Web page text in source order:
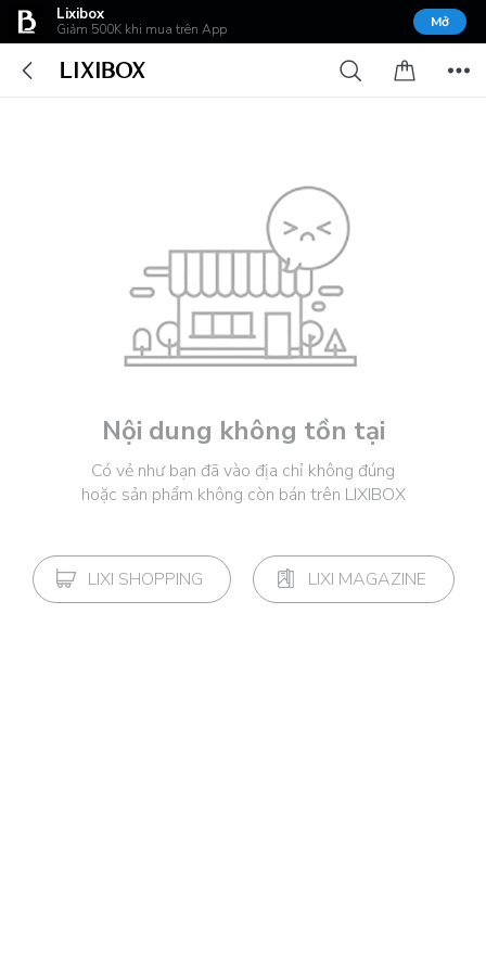
Lixibox
Giảm 500K khi mua trên App Mở
Nội dung không tồn tại
Có vẻ như bạn đã vào địa chỉ không đúng
hoặc sản phẩm không còn bán trên LIXIBOX
LIXI SHOPPING LIXI MAGAZINE